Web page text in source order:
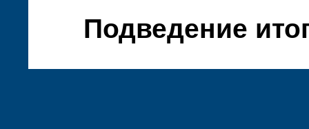
Подведение